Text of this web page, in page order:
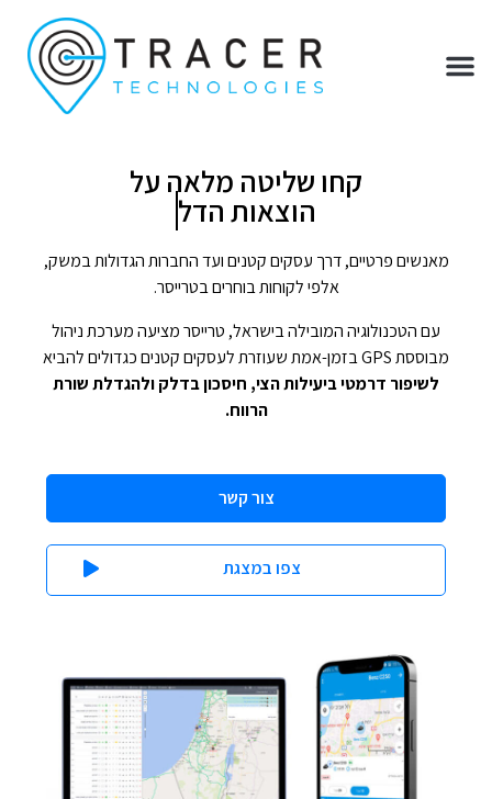
קחו שליטה מלאה על
ציי
מאנשים פרטיים, דרך עסקים קטנים ועד החברות הגדולות במשק,
אלפי לקוחות בוחרים בטרייסר.
עם הטכנולוגיה המובילה בישראל, טרייסר מציעה מערכת ניהול
מבוססת GPS בזמן-אמת שעוזרת לעסקים קטנים כגדולים להביא
לשיפור דרמטי ביעילות הצי, חיסכון בדלק ולהגדלת שורת
הרווח.
צור קשר
צפו במצגת